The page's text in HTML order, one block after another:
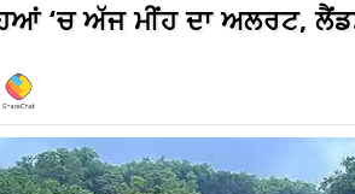
‘ਚ ਅੱਜ ਮੀਂਹ ਦਾ ਅਲਰਟ,